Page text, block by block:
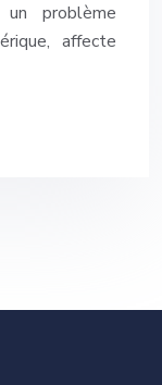
problème
affecte